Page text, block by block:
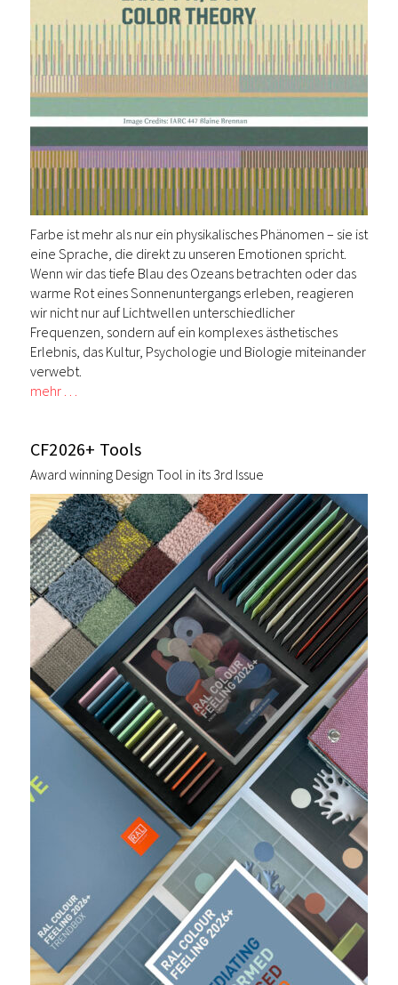
Farbe ist mehr als nur ein physikalisches Phänomen – sie ist
eine Sprache, die direkt zu unseren Emotionen spricht.
Wenn wir das tiefe Blau des Ozeans betrachten oder das
warme Rot eines Sonnenuntergangs erleben, reagieren
wir nicht nur auf Lichtwellen unterschiedlicher
Frequenzen, sondern auf ein komplexes ästhetisches
Erlebnis, das Kultur, Psychologie und Biologie miteinander
verwebt.
mehr …
CF2026+ Tools
Award winning Design Tool in its 3rd Issue